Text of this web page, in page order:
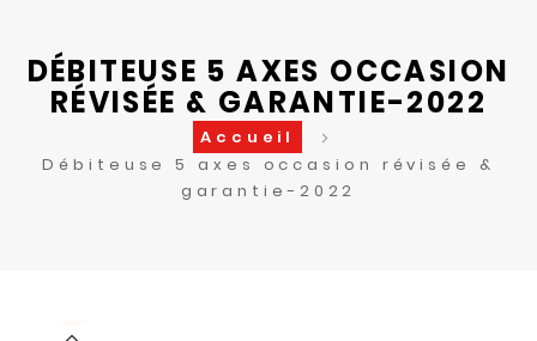
DÉBITEUSE 5 AXES OCCASION
RÉVISÉE & GARANTIE-2022
Accueil
Débiteuse 5 axes occasion révisée &
garantie-2022